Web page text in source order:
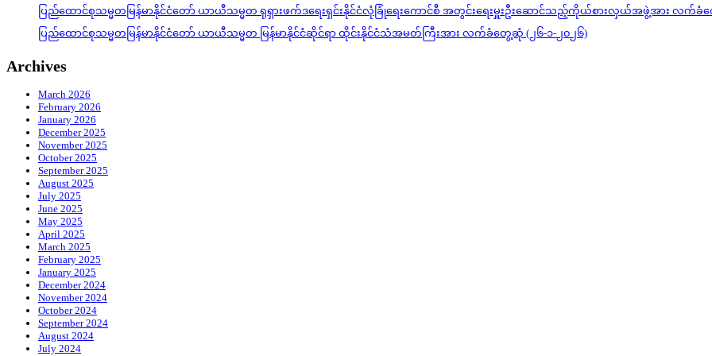
ပြည်ထောင်စုသမ္မတမြန်မာနိုင်ငံတော် ယာယီသမ္မတ ရုရှားဖက်ဒရေးရှင်းနိုင်ငံလုံခြုံရေးကောင်စီ အတွင်းရေးမှူးဦးဆောင်သည့်ကိုယ်စားလှယ်အဖွဲ့အား လက်ခံ
ပြည်ထောင်စုသမ္မတမြန်မာနိုင်ငံတော် ယာယီသမ္မတ မြန်မာနိုင်ငံဆိုင်ရာ ထိုင်းနိုင်ငံသံအမတ်ကြီးအား လက်ခံတွေ့ဆုံ (၂၆-၁-၂၀၂၆)
Archives
March 2026
February 2026
January 2026
December 2025
November 2025
October 2025
September 2025
August 2025
July 2025
June 2025
May 2025
April 2025
March 2025
February 2025
January 2025
December 2024
November 2024
October 2024
September 2024
August 2024
July 2024